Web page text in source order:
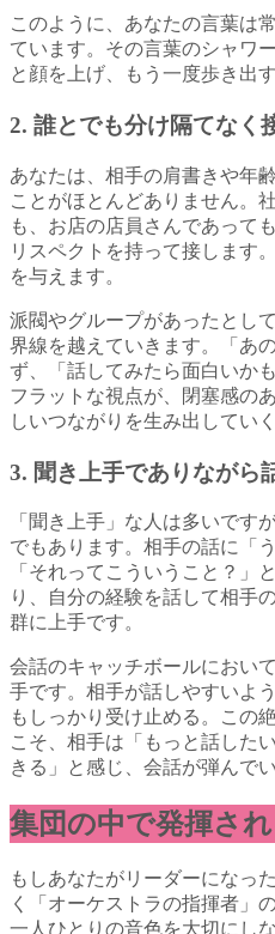
このように、あなたの言葉は
ています。その言葉のシャワ
と顔を上げ、もう一度歩き出
2. 誰とでも分け隔てなく
あなたは、相手の肩書きや年
ことがほとんどありません。
も、お店の店員さんであって
リスペクトを持って接します
を与えます。
派閥やグループがあったとし
界線を越えていきます。「あ
ず、「話してみたら面白いか
フラットな視点が、閉塞感の
しいつながりを生み出していく
3. 聞き上手でありながら
「聞き上手」な人は多いです
でもあります。相手の話に「
「それってこういうこと？」
り、自分の経験を話して相手
群に上手です。
会話のキャッチボールにおい
手です。相手が話しやすいよ
もしっかり受け止める。この
こそ、相手は「もっと話した
きる」と感じ、会話が弾んで
集団の中で発揮さ
もしあなたがリーダーになっ
く「オーケストラの指揮者」
一人ひとりの音色を大切にし